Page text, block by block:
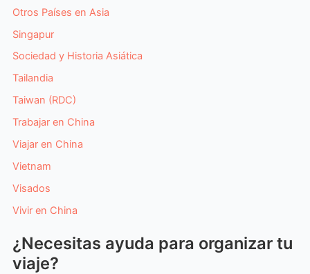
Otros Países en Asia
Singapur
Sociedad y Historia Asiática
Tailandia
Taiwan (RDC)
Trabajar en China
Viajar en China
Vietnam
Visados
Vivir en China
¿Necesitas ayuda para organizar tu
viaje?